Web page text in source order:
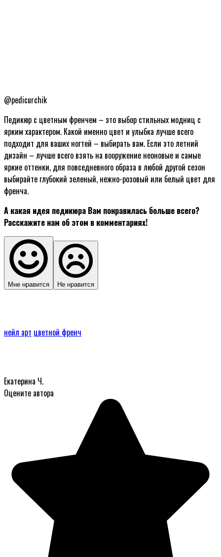
@pedicurchik
Педикюр с цветным френчем – это выбор стильных модниц с
ярким характером. Какой именно цвет и улыбка лучше всего
подходит для ваших ногтей – выбирать вам. Если это летний
дизайн – лучше всего взять на вооружение неоновые и самые
яркие оттенки, для повседневного образа в любой другой сезон
выбирайте глубокий зеленый, нежно-розовый или белый цвет для
френча.
А какая идея педикюра Вам понравилась больше всего?
Расскажите нам об этом в комментариях!
Мне нравится Не нравится
нейл арт цветной френч
Екатерина Ч.
Оцените автора